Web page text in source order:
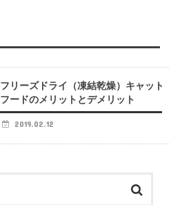
フリーズドライ（凍結乾燥）キャット
フードのメリットとデメリット
2019.02.12